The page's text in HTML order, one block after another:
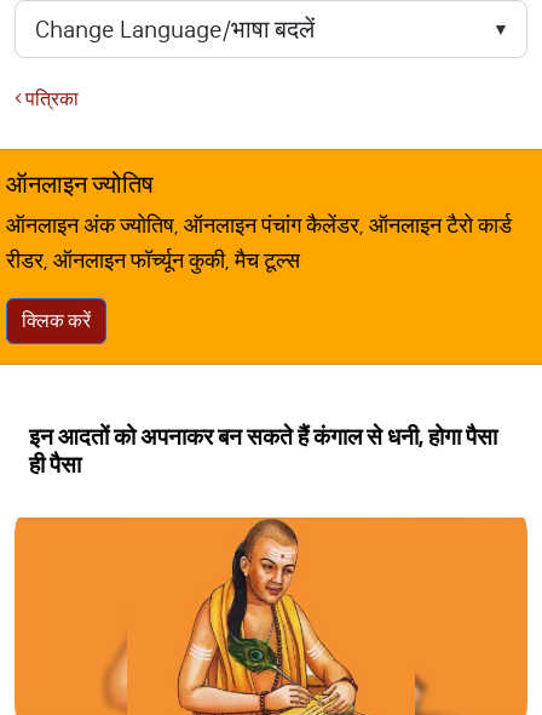
पत्रिका
ऑनलाइन ज्योतिष
ऑनलाइन अंक ज्योतिष, ऑनलाइन पंचांग कैलेंडर, ऑनलाइन टैरो कार्ड
रीडर, ऑनलाइन फॉर्च्यून कुकी, मैच टूल्स
क्लिक करें
इन आदतों को अपनाकर बन सकते हैं कंगाल से धनी, होगा पैसा
ही पैसा